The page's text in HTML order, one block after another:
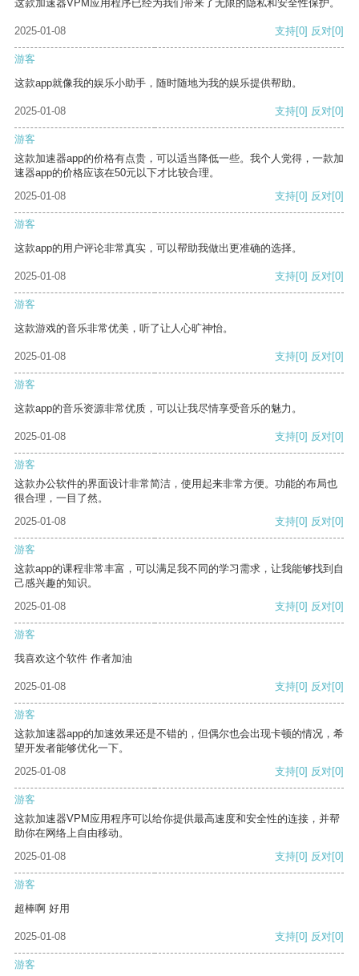
这款加速器VPM应用程序已经为我们带来了无限的隐私和安全性保护。
2025-01-08 支持[0] 反对[0]
游客
这款app就像我的娱乐小助手，随时随地为我的娱乐提供帮助。
2025-01-08 支持[0] 反对[0]
游客
这款加速器app的价格有点贵，可以适当降低一些。我个人觉得，一款加
速器app的价格应该在50元以下才比较合理。
2025-01-08
支持[0] 反对[0]
游客
这款app的用户评论非常真实，可以帮助我做出更准确的选择。
2025-01-08 支持[0] 反对[0]
游客
这款游戏的音乐非常优美，听了让人心旷神怡。
2025-01-08 支持[0] 反对[0]
游客
这款app的音乐资源非常优质，可以让我尽情享受音乐的魅力。
2025-01-08 支持[0] 反对[0]
游客
这款办公软件的界面设计非常简洁，使用起来非常方便。功能的布局也
很合理，一目了然。
2025-01-08
支持[0] 反对[0]
游客
这款app的课程非常丰富，可以满足我不同的学习需求，让我能够找到自
己感兴趣的知识。
2025-01-08
支持[0] 反对[0]
游客
我喜欢这个软件 作者加油
2025-01-08 支持[0] 反对[0]
游客
这款加速器app的加速效果还是不错的，但偶尔也会出现卡顿的情况，希
望开发者能够优化一下。
2025-01-08
支持[0] 反对[0]
游客
这款加速器VPM应用程序可以给你提供最高速度和安全性的连接，并帮
助你在网络上自由移动。
2025-01-08
支持[0] 反对[0]
游客
超棒啊 好用
2025-01-08 支持[0] 反对[0]
游客